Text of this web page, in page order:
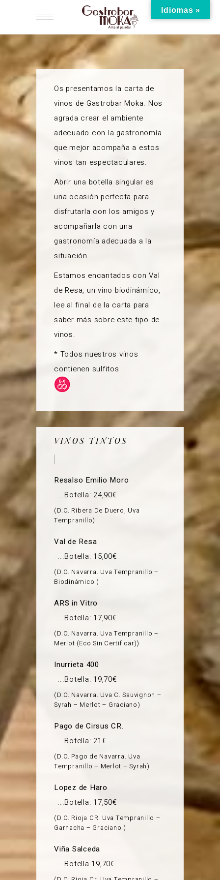
Os presentamos la carta de
vinos de Gastrobar Moka. Nos
agrada crear el ambiente
adecuado con la gastronomía
que mejor acompaña a estos
vinos tan espectaculares.
Abrir una botella singular es
una ocasión perfecta para
disfrutarla con los amigos y
acompañarla con una
gastronomía adecuada a la
situación.
Estamos encantados con Val
de Resa, un vino biodinámico,
lee al final de la carta para
saber más sobre este tipo de
vinos.
* Todos nuestros vinos
contienen sulfitos
VINOS TINTOS
Resalso Emilio Moro
Botella: 24,90€
D.O. Ribera De Duero, Uva
Tempranillo
Val de Resa
Botella: 15,00€
D.O. Navarra. Uva Tempranillo –
Biodinámico.
ARS in Vitro
Botella: 17,90€
D.O. Navarra. Uva Tempranillo –
Merlot (Eco Sin Certificar)
Inurrieta 400
Botella: 19,70€
D.O. Navarra. Uva C. Sauvignon –
Syrah – Merlot – Graciano
Pago de Cirsus CR.
Botella: 21€
D.O. Pago de Navarra. Uva
Tempranillo – Merlot – Syrah
Lopez de Haro
Botella: 17,50€
D.O. Rioja CR. Uva Tempranillo –
Garnacha – Graciano.
Viña Salceda
Botella 19,70€
Idiomas »